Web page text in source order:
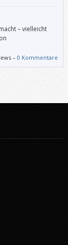
– vielleicht
–0 Kommentare